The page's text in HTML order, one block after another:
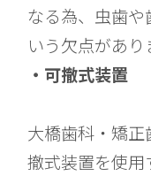
なる為、虫歯
いう欠点があり
・可撤式装置
大橋歯科・矯
撤式装置を使用